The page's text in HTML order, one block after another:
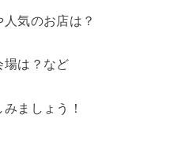
気のお店は？
場は？など
ましょう！